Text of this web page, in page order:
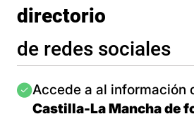
directorio
de redes sociales
Imagen
Accede a al información
Castilla-La Mancha de